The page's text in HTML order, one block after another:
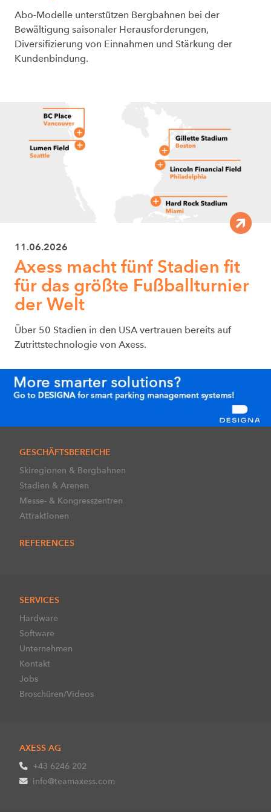
Abo-Modelle unterstützen Bergbahnen bei der
Bewältigung saisonaler Herausforderungen,
Diversifizierung von Einnahmen und Stärkung der
Kundenbindung.
11.06.2026
Axess macht fünf Stadien fit
für das größte Fußballturnier
der Welt
Über 50 Stadien in den USA vertrauen bereits auf
Zutrittstechnologie von Axess.
GESCHÄFTSBEREICHE
Skiregionen & Bergbahnen
Stadien & Arenen
Messe- & Kongresszentren
Attraktionen
REFERENCES
SERVICES
Hardware
Software
Unternehmen
Kontakt
Jobs
Broschüren/Videos
AXESS AG
+43 6246 202
info@teamaxess.com